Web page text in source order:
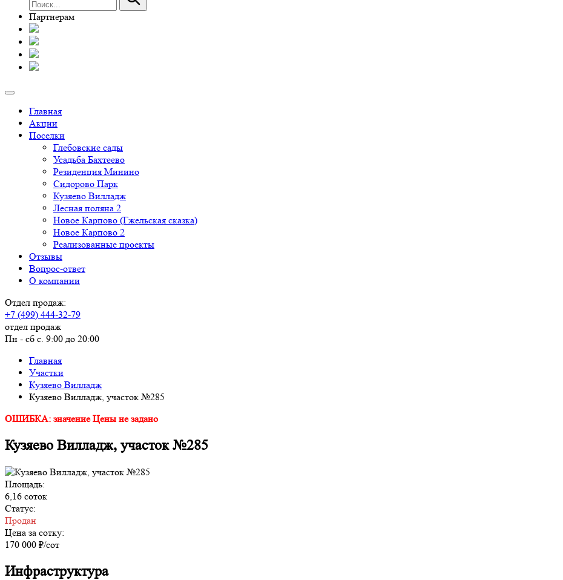
Партнерам
Главная
Акции
Поселки
Глебовские сады
Усадьба Бахтеево
Резиденция Минино
Сидорово Парк
Кузяево Вилладж
Лесная поляна 2
Новое Карпово (Гжельская сказка)
Новое Карпово 2
Реализованные проекты
Отзывы
Вопрос-ответ
О компании
Отдел продаж:
+7 (499) 444-32-79
отдел продаж
Пн - сб с. 9:00 до 20:00
Главная
Участки
Кузяево Вилладж
Кузяево Вилладж, участок №285
ОШИБКА: значение Цены не задано
Кузяево Вилладж, участок №285
Площадь:
6,16 соток
Статус:
Продан
Цена за сотку:
170 000 ₽/сот
Инфраструктура